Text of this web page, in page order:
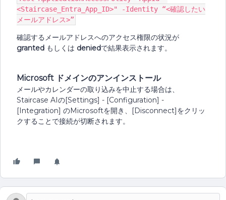
<Staircase_Entra_App_ID>" -Identity “<確認したい
メールアドレス>”
確認するメールアドレスへのアクセス権限の状況が
granted もしくは deniedで結果表示されます。
Microsoft ドメインのアンインストール
メールやカレンダーの取り込みを中止する場合は、
Staircase AIの[Settings] - [Configuration] -
[Integration] のMicrosoftを開き、[Disconnect]をクリッ
クすることで接続が切断されます。